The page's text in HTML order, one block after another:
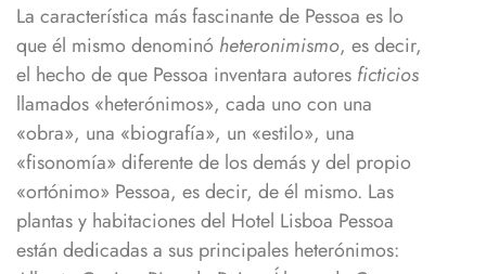
La característica más fascinante de Pessoa es lo
que él mismo denominó heteronimismo, es decir,
el hecho de que Pessoa inventara autores ficticios
llamados «heterónimos», cada uno con una
«obra», una «biografía», un «estilo», una
«fisonomía» diferente de los demás y del propio
«ortónimo» Pessoa, es decir, de él mismo. Las
plantas y habitaciones del Hotel Lisboa Pessoa
están dedicadas a sus principales heterónimos: